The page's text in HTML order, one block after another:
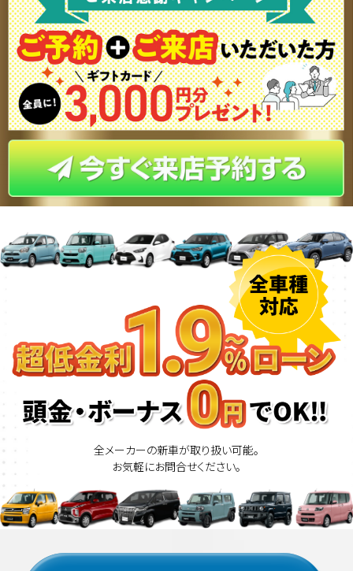
全メーカーの新車が取り扱い可能。
お気軽にお問合せください。